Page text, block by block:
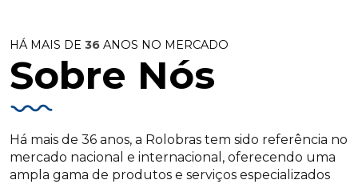
HÁ MAIS DE 36 ANOS NO MERCADO
Sobre Nós
Há mais de 36 anos, a Rolobras tem sido referência no
mercado nacional e internacional, oferecendo uma
ampla gama de produtos e serviços especializados